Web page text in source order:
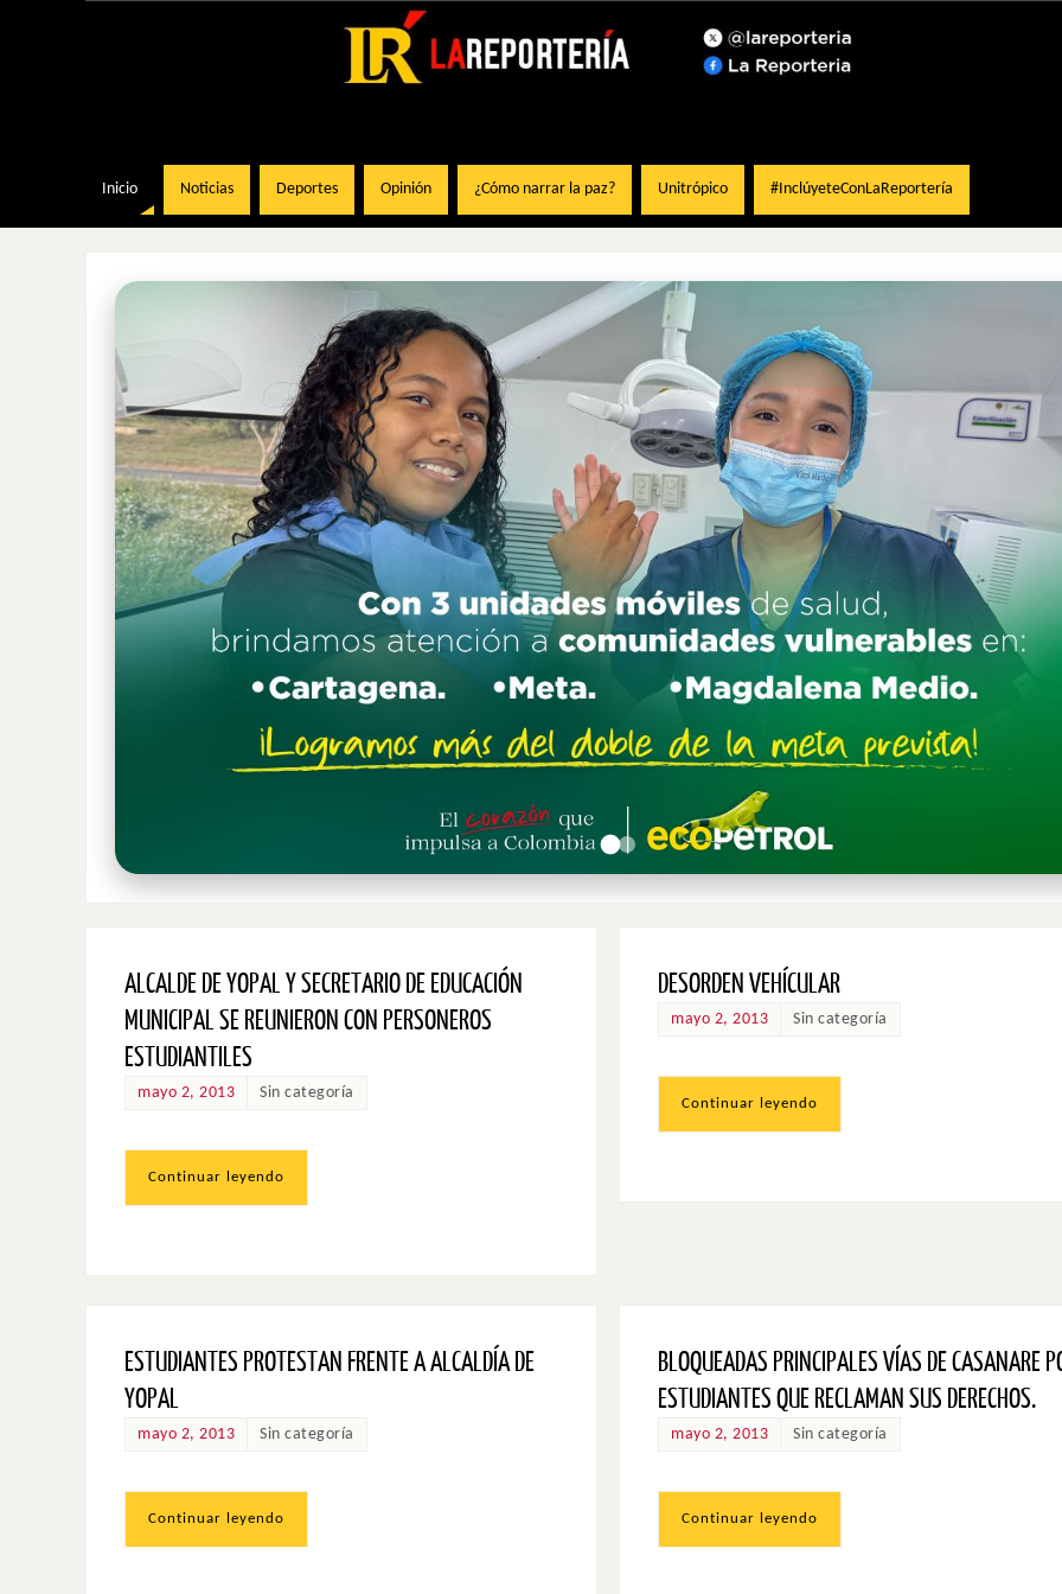
Inicio Noticias Deportes Opinión ¿Cómo narrar la paz? Unitrópico #InclúyeteConLaReportería
ALCALDE DE YOPAL Y SECRETARIO DE EDUCACIÓN
MUNICIPAL SE REUNIERON CON PERSONEROS
ESTUDIANTILES
mayo 2, 2013 Sin categoría
Continuar leyendo
DESORDEN VEHÍCULAR
mayo 2, 2013 Sin categoría
Continuar leyendo
ESTUDIANTES PROTESTAN FRENTE A ALCALDÍA DE
YOPAL
mayo 2, 2013 Sin categoría
Continuar leyendo
BLOQUEADAS PRINCIPALES VÍAS DE CASANARE
ESTUDIANTES QUE RECLAMAN SUS DERECHOS.
mayo 2, 2013 Sin categoría
Continuar leyendo